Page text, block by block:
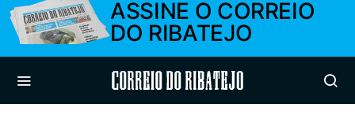
ASSINE O CORREIO
DO RIBATEJO
Correio do Ribatejo